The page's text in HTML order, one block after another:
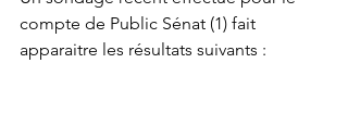
compte de Public Sénat (1) fait
apparaitre les résultats suivants :